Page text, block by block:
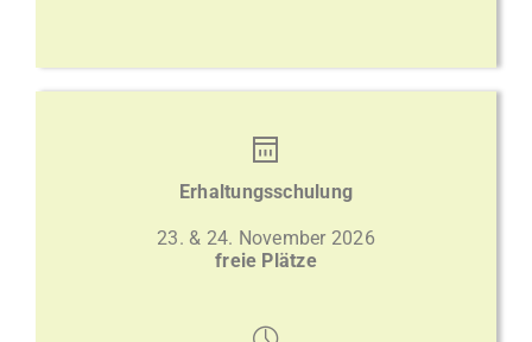
Erhaltungsschulung
23. & 24. November 2026
freie Plätze